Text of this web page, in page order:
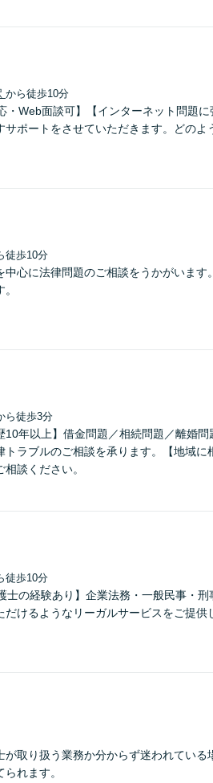
から徒歩10分
・Web面談可】【インターネット問題
ポートをさせていただきます。どのよ
徒歩10分
心に法律問題のご相談をうかがいます
ら徒歩3分
10年以上】借金問題／相続問題／離婚
トラブルのご相談を承ります。【地域
談ください。
徒歩10分
士の経験あり】企業法務・一般民事・
けるようなリーガルサービスをご提供
取り扱う業務か分からず迷われてい
れます。